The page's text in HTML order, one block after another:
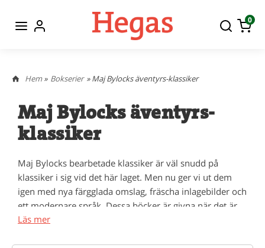
0
Hem» Bokserier » Maj Bylocks äventyrs-klassiker
Maj Bylocks äventyrs-
klassiker
Maj Bylocks bearbetade klassiker är väl snudd på
klassiker i sig vid det här laget. Men nu ger vi ut dem
igen med nya färgglada omslag, fräscha inlagebilder och
ett modernare språk. Dessa böcker är givna när det är
dags att läsa klassiker i skolan.
Läs mer